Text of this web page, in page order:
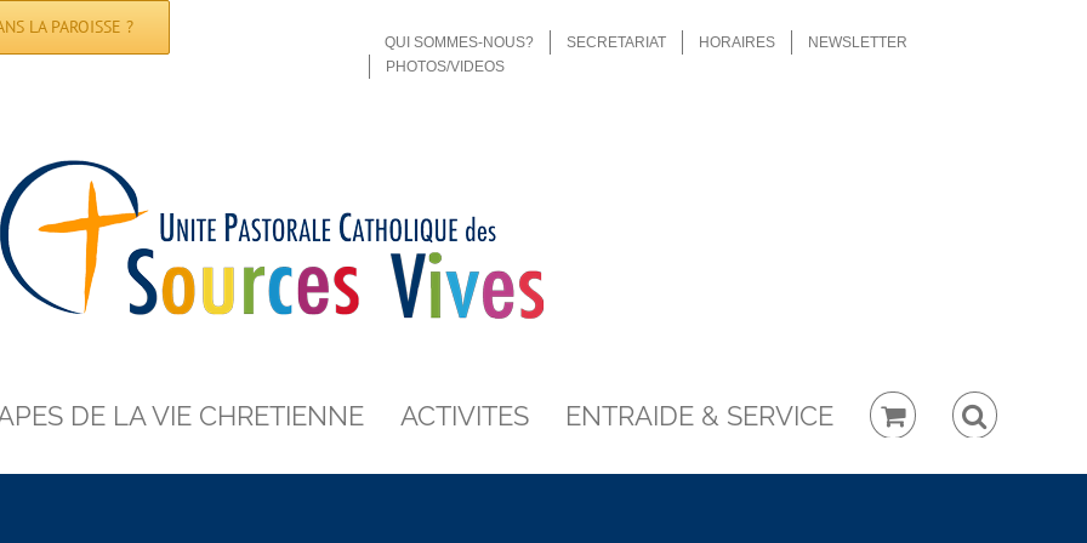
LA PAROISSE ?
QUI SOMMES-NOUS? SECRETARIAT HORAIRES
NEWSLETTER
PHOTOS/VIDEOS
DE LA VIE CHRETIENNE ACTIVITES ENTRAIDE & SERVICE